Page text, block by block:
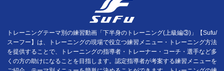
トレーニングテーマ別の練習動画「下半身のトレーニング(上級編③)」【Sufu/
スーフー】は、トレーニングの現場で役立つ練習メニュー・トレーニング方法
を提供することで、トレーニングの指導者・トレーナー・コーチ・選手など多
くの方の助けになることを目指します。認定指導者が考案する練習メニューを